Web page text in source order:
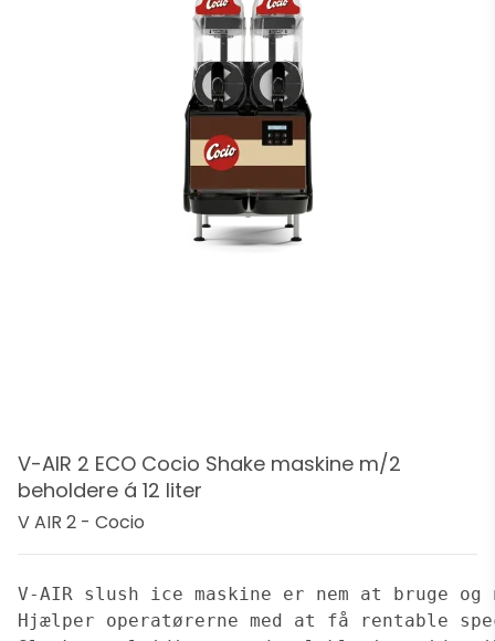
V-AIR 2 ECO Cocio Shake maskine m/2
beholdere á 12 liter
V AIR 2 - Cocio
V-AIR slush ice maskine er nem at bruge og
Hjælper operatørerne med at få rentable